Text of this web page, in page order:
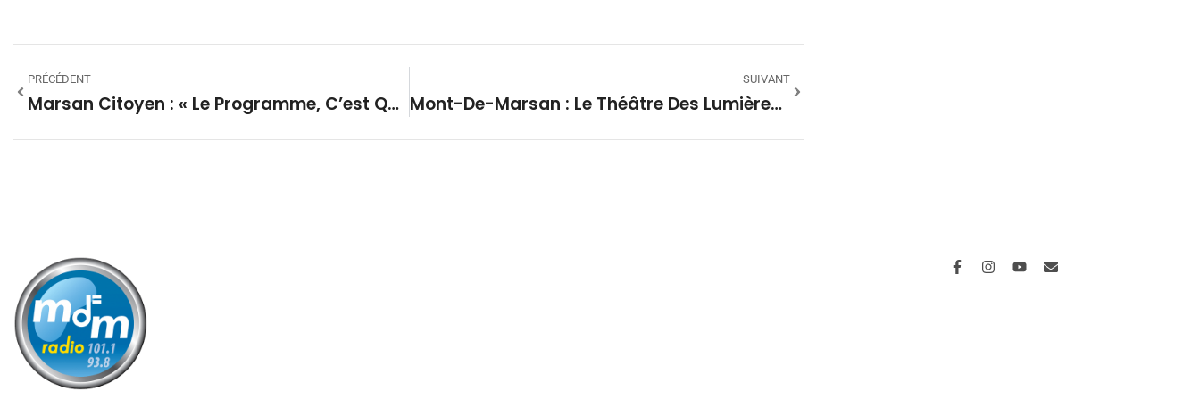
PRÉCÉDENT
Marsan Citoyen : « Le Programme, C’est Qu’il N’y A Pas De Programme… On Veut Une Nouvelle Démocratie »
SUIVANT
Mont-De-Marsan : Le Théâtre Des Lumières Et Yves Marc Font Parler Le Corps